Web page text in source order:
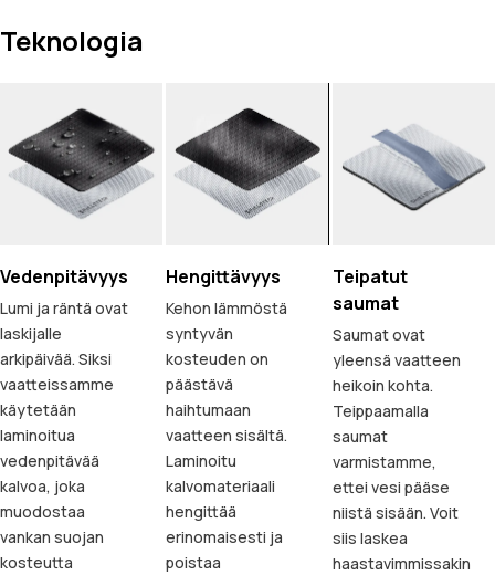
Teknologia
Vedenpitävyys
Lumi ja räntä ovat
laskijalle
arkipäivää. Siksi
vaatteissamme
käytetään
laminoitua
vedenpitävää
kalvoa, joka
muodostaa
vankan suojan
kosteutta
Hengittävyys
Kehon lämmöstä
syntyvän
kosteuden on
päästävä
haihtumaan
vaatteen sisältä.
Laminoitu
kalvomateriaali
hengittää
erinomaisesti ja
poistaa
Teipatut
saumat
Saumat ovat
yleensä vaatteen
heikoin kohta.
Teippaamalla
saumat
varmistamme,
ettei vesi pääse
niistä sisään. Voit
siis laskea
haastavimmissakin